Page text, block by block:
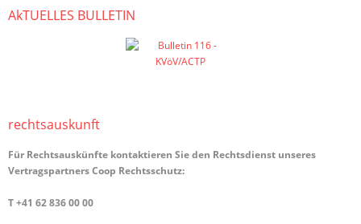
AkTUELLES BULLETIN
rechts­auskunft
Für Rechtsauskünfte kontaktieren Sie den Rechtsdienst unseres
Vertragspartners Coop Rechtsschutz:
T +41 62 836 00 00